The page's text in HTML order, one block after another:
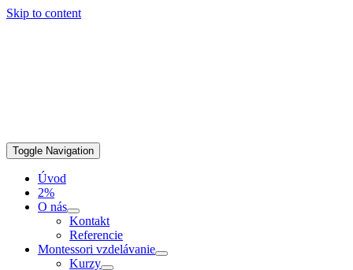
Skip to content
Toggle Navigation
Úvod
2%
O nás
Kontakt
Referencie
Montessori vzdelávanie
Kurzy